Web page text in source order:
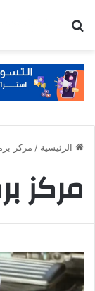
الرئيسية / مركز
مركز